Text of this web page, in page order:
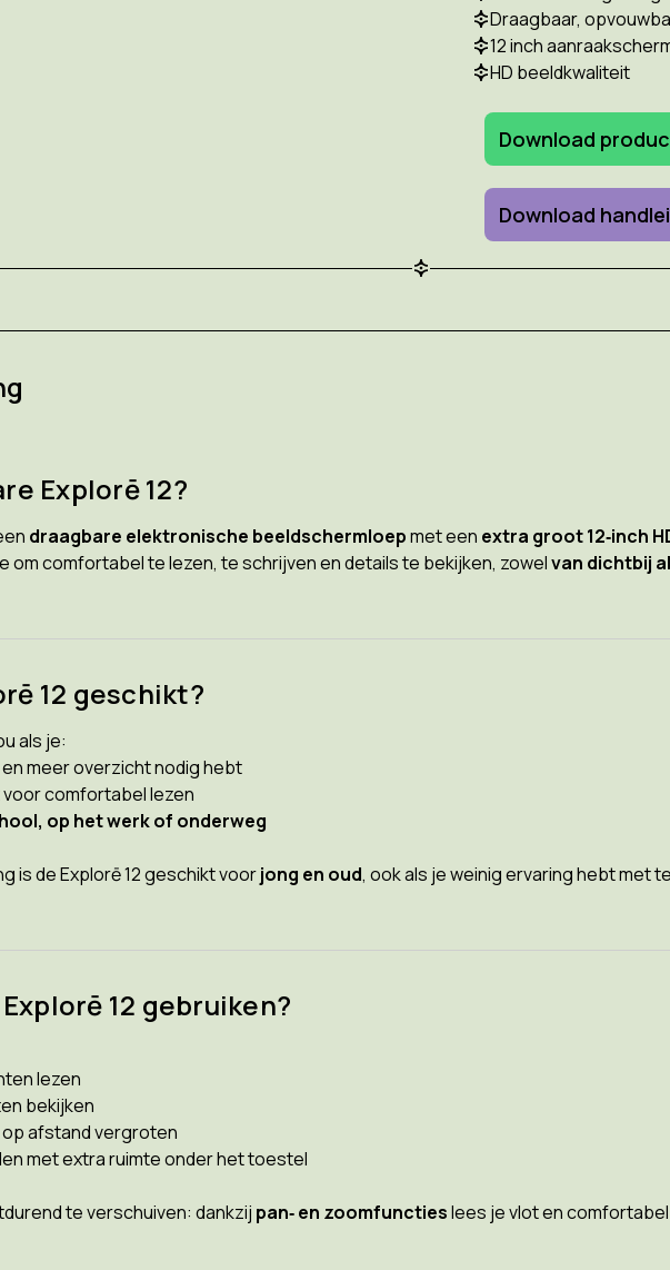
Draagbaar,
12 inch
HD beeldkwaliteit
Download
Download
Explorē 12?
draagbare elektronische beeldschermloepmet een extra groot 12‑inch
comfortabel te lezen, te schrijven en details te bekijken, zowelvan dichtbij
12 geschikt?
als je:
meer overzicht nodig hebt
comfortabel lezen
op het werk of onderweg
is de Explorē 12 geschikt voorjong en oud, ook als je weinig ervaring hebt met
12 gebruiken?
lezen
bekijken
afstand vergroten
met extra ruimte onder het toestel
te verschuiven: dankzij pan‑ en zoomfunctieslees je vlot en